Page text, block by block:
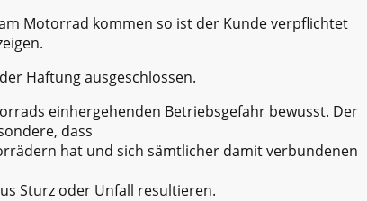
Motorrad kommen so ist der Kunde verpflichtet
Haftung ausgeschlossen.
einhergehenden Betriebsgefahr bewusst. Der
dass
hat und sich sämtlicher damit verbundenen
Sturz oder Unfall resultieren.